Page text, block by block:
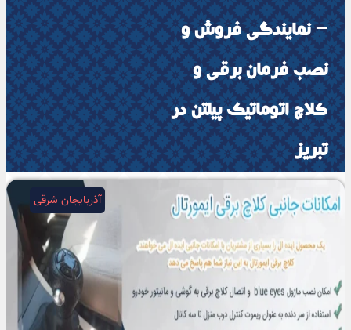
– نمایندگی فروش و
نصب فرمان برقی و
کلاچ اتوماتیک پیلتن در
تبریز
آذربایجان شرقی